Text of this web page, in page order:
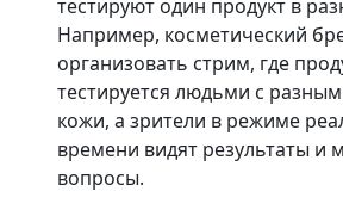
тестируют один продукт в
Например, косметический
организовать стрим, где
тестируется людьми с
кожи, а зрители в режиме
времени видят результаты и
вопросы.